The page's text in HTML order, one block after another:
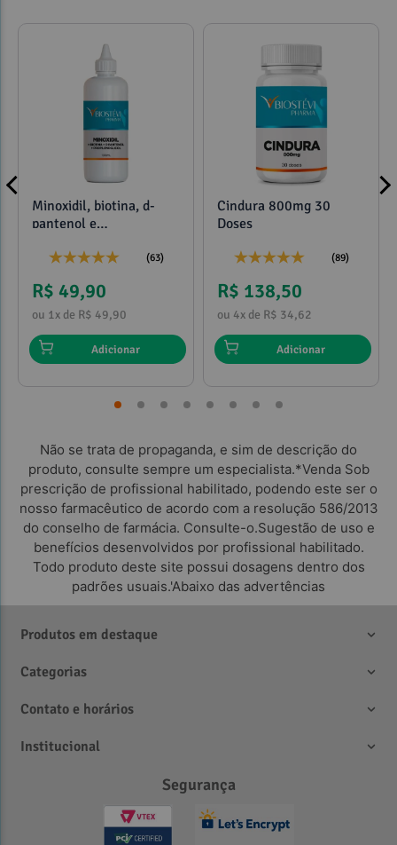
Minoxidil, biotina, d-
pantenol e
(63)
R$ 49,90
ou 1x de R$ 49,90
Adicionar
Cindura 800mg 30
Doses
(89)
R$ 138,50
ou 4x de R$ 34,62
Adicionar
Não se trata de propaganda, e sim de descrição do
produto, consulte sempre um especialista.*Venda Sob
prescrição de profissional habilitado, podendo este ser o
nosso farmacêutico de acordo com a resolução 586/2013
do conselho de farmácia. Consulte-o.Sugestão de uso e
benefícios desenvolvidos por profissional habilitado.
Todo produto deste site possui dosagens dentro dos
padrões usuais.'Abaixo das advertências
Produtos em destaque
Categorias
Contato e horários
Institucional
Segurança